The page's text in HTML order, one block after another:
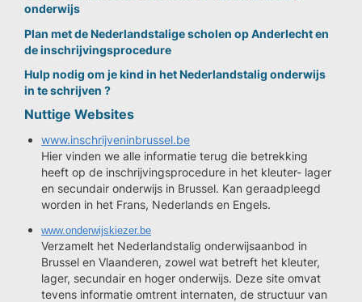
onderwijs
Plan met de Nederlandstalige scholen op Anderlecht en
de inschrijvingsprocedure
Hulp nodig om je kind in het Nederlandstalig onderwijs
in te schrijven ?
Nuttige Websites
www.inschrijveninbrussel.be
Hier vinden we alle informatie terug die betrekking
heeft op de inschrijvingsprocedure in het kleuter- lager
en secundair onderwijs in Brussel. Kan geraadpleegd
worden in het Frans, Nederlands en Engels.
www.onderwijskiezer.be
Verzamelt het Nederlandstalig onderwijsaanbod in
Brussel en Vlaanderen, zowel wat betreft het kleuter,
lager, secundair en hoger onderwijs. Deze site omvat
tevens informatie omtrent internaten, de structuur van